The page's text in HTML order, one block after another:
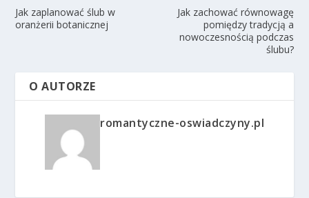
Jak zaplanować ślub w
oranżerii botanicznej
Jak zachować równowagę
pomiędzy tradycją a
nowoczesnością podczas
ślubu?
O AUTORZE
romantyczne-oswiadczyny.pl